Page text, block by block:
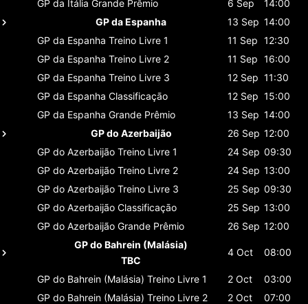
GP da Itália Grande Prêmio 6 Sep
14:00
GP da Espanha
13 Sep 14:00
GP da Espanha Treino Livre 1 11 Sep 12:30
GP da Espanha Treino Livre 2 11 Sep 16:00
GP da Espanha Treino Livre 3 12 Sep 11:30
GP da Espanha Classificaçāo 12 Sep 15:00
GP da Espanha Grande Prêmio 13 Sep 14:00
GP do Azerbaijão
26 Sep 12:00
GP do Azerbaijão Treino Livre 1 24 Sep 09:30
GP do Azerbaijão Treino Livre 2 24 Sep 13:00
GP do Azerbaijão Treino Livre 3 25 Sep 09:30
GP do Azerbaijão Classificaçāo 25 Sep 13:00
GP do Azerbaijão Grande Prêmio 26 Sep 12:00
GP do Bahrein (Malásia)
TBC
4 Oct 08:00
GP do Bahrein (Malásia) Treino Livre 1 2 Oct
03:00
GP do Bahrein (Malásia) Treino Livre 2 2 Oct
07:00